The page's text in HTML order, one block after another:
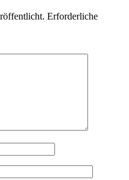
Erforderliche